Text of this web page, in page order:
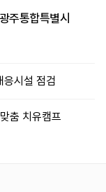
주통합특별시
응시설 점검
춤 치유캠프